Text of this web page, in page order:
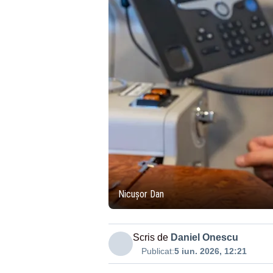
Nicușor Dan
Scris de Daniel Onescu
Publicat:5 iun. 2026, 12:21